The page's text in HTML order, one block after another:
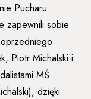
Pucharu
zapewnili sobie
Piotr Michalski i
MŚ
dzięki